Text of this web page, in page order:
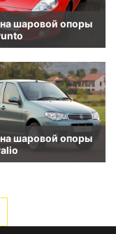
шаровой опоры
шаровой опоры